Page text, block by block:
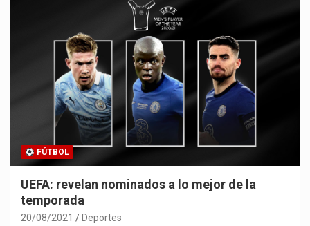
FÚTBOL
UEFA: revelan nominados a lo mejor de la
temporada
20/08/2021 Deportes